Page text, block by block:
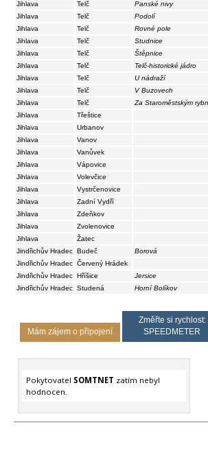
Jihlava
Telč Panské nivy
Jihlava
Telč Podolí
Jihlava
Telč Rovné pole
Jihlava
Telč Studnice
Jihlava
Telč Štěpnice
Jihlava
Telč Telč-historické jádro
Jihlava
Telč U nádraží
Jihlava
Telč V Buzovech
Jihlava
Telč Za Staroměstským
Jihlava
Třeštice
Jihlava
Urbanov
Jihlava
Vanov
Jihlava
Vanůvek
Jihlava
Vápovice
Jihlava
Volevčice
Jihlava
Vystrčenovice
Jihlava
Zadní Vydří
Jihlava
Zdeňkov
Jihlava
Zvolenovice
Jihlava
Žatec
Jindřichův Hradec Budeč Borová
Jindřichův Hradec Červený Hrádek
Jindřichův Hradec Hříšice Jersice
Jindřichův Hradec Studená Horní Bolíkov
Mám zájem o připojení
Změřte si rychlost:
SPEEDMETER
Pokytovatel SOMTNET zatím nebyl
hodnocen.